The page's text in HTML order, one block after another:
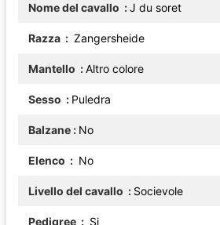
Nome del cavallo J du soret
Razza Zangersheide
Mantello Altro colore
Sesso Puledra
Balzane No
Elenco No
Livello del cavallo Socievole
Pedigree Si